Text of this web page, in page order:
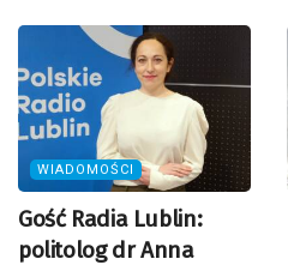
WIADOMOŚCI
Gość Radia Lublin:
politolog dr Anna